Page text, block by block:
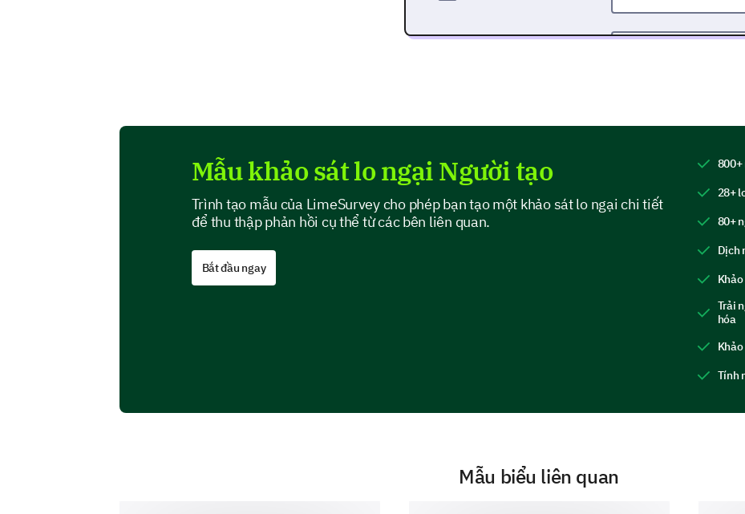
Please provide specific feedback on your experiences
Mẫu khảo sát lo ngại Người tạo
Trình tạo mẫu của LimeSurvey cho phép bạn tạo một khảo sát lo ngại chi tiết
để thu thập phản hồi cụ thể từ các bên liên quan.
Bắt đầu ngay
28+
80+
Dịch
Trải
hóa
Tính
Mẫu biểu liên quan